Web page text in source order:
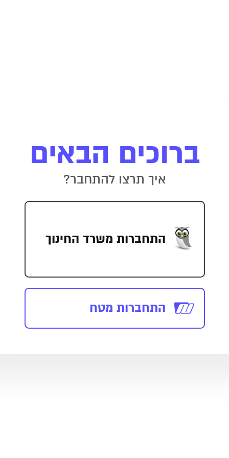
ברוכים הבאים
איך תרצו להתחבר?
התחברות משרד החינוך
התחברות מטח